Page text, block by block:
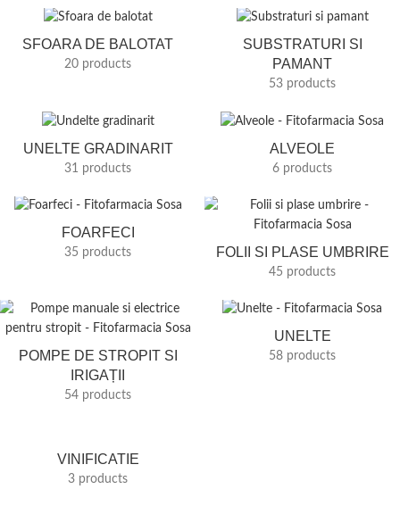
SFOARA DE BALOTAT
20 products
SUBSTRATURI SI
PAMANT
53 products
UNELTE GRADINARIT
31 products
ALVEOLE
6 products
FOARFECI
35 products FOLII SI PLASE UMBRIRE
45 products
POMPE DE STROPIT SI
IRIGAȚII
54 products
UNELTE
58 products
VINIFICATIE
3 products